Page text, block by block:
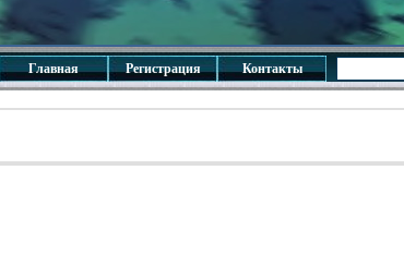
Главная Регистрация Контакты